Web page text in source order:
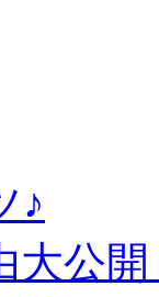
♪
大公開